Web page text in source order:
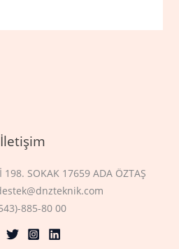
İletişim
198. SOKAK 17659 ADA ÖZTAŞ
885-80 00